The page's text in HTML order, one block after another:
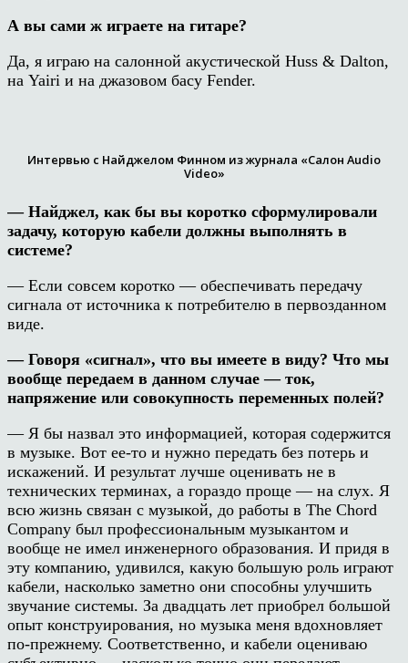
А вы сами ж играете на гитаре?
Да, я играю на салонной акустической Huss & Dalton,
на Yairi и на джазовом басу Fender.
Интервью с Найджелом Финном из журнала «Салон Audio
Video»
— Найджел, как бы вы коротко сформулировали
задачу, которую кабели должны выполнять в
системе?
— Если совсем коротко — обеспечивать передачу
сигнала от источника к потребителю в первозданном
виде.
— Говоря «сигнал», что вы имеете в виду? Что мы
вообще передаем в данном случае — ток,
напряжение или совокупность переменных полей?
— Я бы назвал это информацией, которая содержится
в музыке. Вот ее-то и нужно передать без потерь и
искажений. И результат лучше оценивать не в
технических терминах, а гораздо проще — на слух. Я
всю жизнь связан с музыкой, до работы в The Chord
Company был профессиональным музыкантом и
вообще не имел инженерного образования. И придя в
эту компанию, удивился, какую большую роль играют
кабели, насколько заметно они способны улучшить
звучание системы. За двадцать лет приобрел большой
опыт конструирования, но музыка меня вдохновляет
по-прежнему. Соответственно, и кабели оцениваю